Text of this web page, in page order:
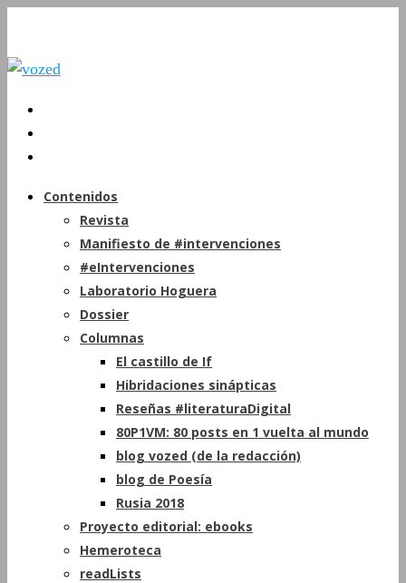
Contenidos
Revista
Manifiesto de #intervenciones
#eIntervenciones
Laboratorio Hoguera
Dossier
Columnas
El castillo de If
Hibridaciones sinápticas
Reseñas #literaturaDigital
80P1VM: 80 posts en 1 vuelta al mundo
blog vozed (de la redacción)
blog de Poesía
Rusia 2018
Proyecto editorial: ebooks
Hemeroteca
readLists